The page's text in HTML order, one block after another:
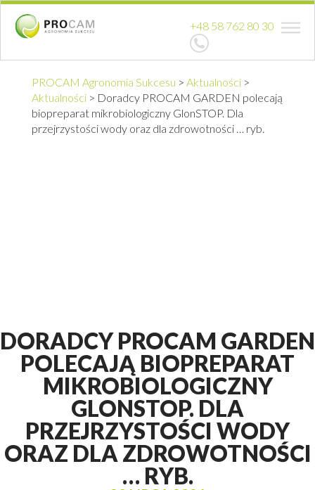
+48 58 762 80 30
PROCAM Agronomia Sukcesu > Aktualności >
Aktualności > Doradcy PROCAM GARDEN polecają
biopreparat mikrobiologiczny GlonSTOP. Dla
przejrzystości wody oraz dla zdrowotności … ryb.
DORADCY PROCAM GARDEN
POLECAJĄ BIOPREPARAT
MIKROBIOLOGICZNY
GLONSTOP. DLA
PRZEJRZYSTOŚCI WODY
ORAZ DLA ZDROWOTNOŚCI
… RYB.